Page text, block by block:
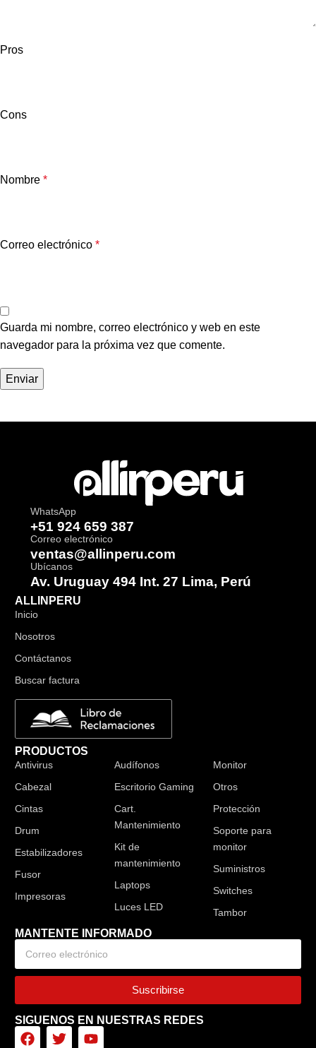
Pros
Cons
Nombre *
Correo electrónico *
Guarda mi nombre, correo electrónico y web en este
navegador para la próxima vez que comente.
WhatsApp
+51 924 659 387
Correo electrónico
ventas@allinperu.com
Ubícanos
Av. Uruguay 494 Int. 27 Lima, Perú
ALLINPERU
Inicio
Nosotros
Contáctanos
Buscar factura
PRODUCTOS
Antivirus
Cabezal
Cintas
Drum
Estabilizadores
Fusor
Impresoras
Audífonos
Escritorio Gaming
Cart.
Mantenimiento
Kit de
mantenimiento
Laptops
Luces LED
Monitor
Otros
Protección
Soporte para
monitor
Suministros
Switches
Tambor
MANTENTE INFORMADO
Suscribirse
SIGUENOS EN NUESTRAS REDES